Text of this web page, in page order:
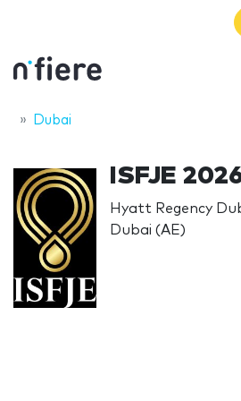
Dubai
ISFJE
Hyatt Regency
Dubai (AE)